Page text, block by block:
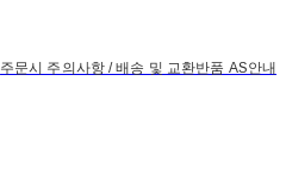
주문시 주의사항 / 배송 및 교환반품 AS안내